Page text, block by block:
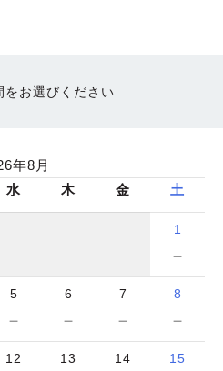
をお選びください
年8月
水 木 金 土
1
－
5
－
6
－
7
－
8
－
12 13 14 15